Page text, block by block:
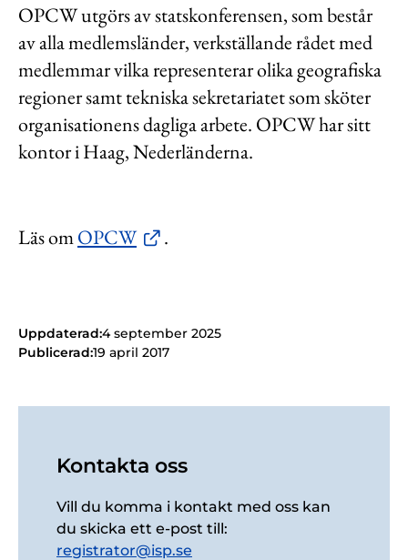
OPCW utgörs av statskonferensen, som består
av alla medlemsländer, verkställande rådet med
medlemmar vilka representerar olika geografiska
regioner samt tekniska sekretariatet som sköter
organisationens dagliga arbete. OPCW har sitt
kontor i Haag, Nederländerna.
Läs omOPCW .
Uppdaterad:4 september 2025
Publicerad:19 april 2017
Kontakta oss
Vill du komma i kontakt med oss kan
du skicka ett e-post till:
registrator@isp.se